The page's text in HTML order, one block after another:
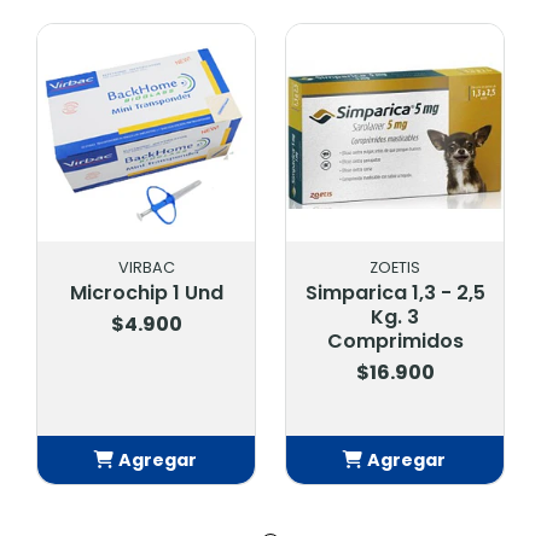
VIRBAC
Microchip 1 Und
$4.900
Agregar
ZOETIS
Simparica 1,3 - 2,5
Kg. 3
Comprimidos
$16.900
Agregar